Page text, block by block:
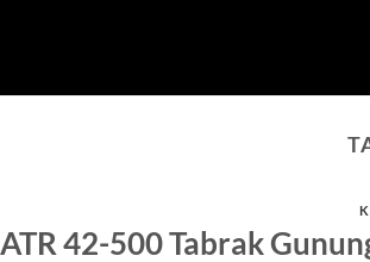
ATR 42-500 Tabrak